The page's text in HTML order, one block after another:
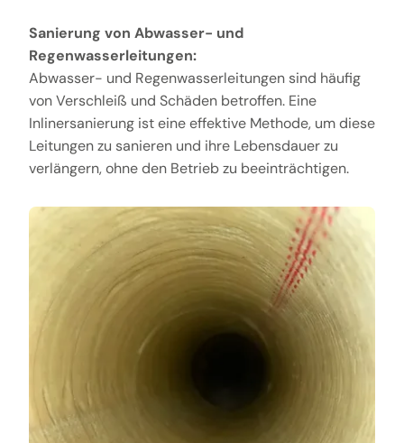
Sanierung von Abwasser- und
Regenwasserleitungen:
Abwasser- und Regenwasserleitungen sind häufig
von Verschleiß und Schäden betroffen. Eine
Inlinersanierung ist eine effektive Methode, um diese
Leitungen zu sanieren und ihre Lebensdauer zu
verlängern, ohne den Betrieb zu beeinträchtigen.